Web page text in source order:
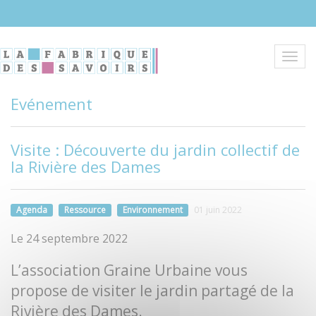
principal
Evénement
Visite : Découverte du jardin collectif de
la Rivière des Dames
Agenda Ressource Environnement 01 juin 2022
Le 24 septembre 2022
L’association Graine Urbaine vous
propose de visiter le jardin partagé de la
Rivière des Dames.